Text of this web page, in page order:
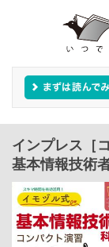
インプレス［
基本情報技術